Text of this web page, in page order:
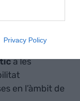
Privacy Policy
Lingüística,
recursos de
en línia,
a les
en l’àmbit de